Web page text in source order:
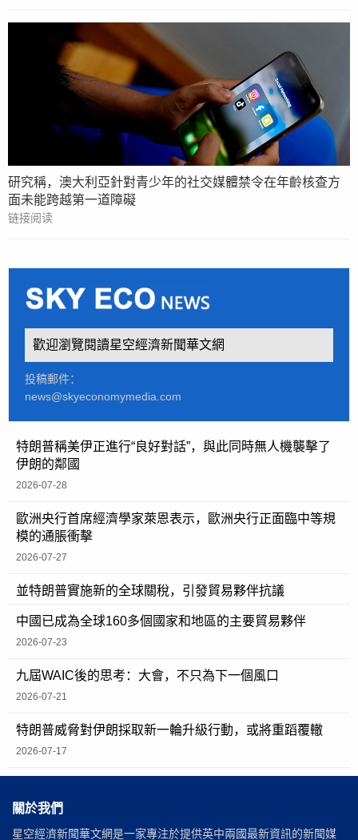
研究稱，澳大利亞針對青少年的社交媒體禁令在年齡核查方
面未能跨越第一道障礙
链接阅读
歡迎瀏覽閱讀星空經濟新聞華文網
投稿郵件：
news@skyeconomymedia.com
特朗普稱美伊正進行“良好對話”，與此同時無人機襲擊了
伊朗的鄰國
2026-07-28
歐洲央行首席經濟學家萊恩表示，歐洲央行正面臨中等規
模的通脹衝擊
2026-07-27
並特朗普實施新的全球關稅，引發貿易夥伴抗議
中國已成為全球160多個國家和地區的主要貿易夥伴
2026-07-23
九屆WAIC後的思考：大會，不只為下一個風口
2026-07-21
特朗普威脅對伊朗採取新一輪升級行動，或將重蹈覆轍
2026-07-17
關於我們
星空經濟新聞華文網是一家專注於提供英中兩國最新資訊的新聞媒